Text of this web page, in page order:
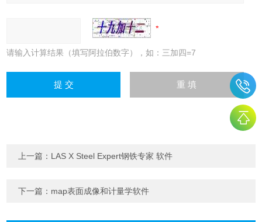
请输入计算结果（填写阿拉伯数字），如：三加四=7
上一篇： LAS X Steel Expert钢铁专家 软件
下一篇： map表面成像和计量学软件